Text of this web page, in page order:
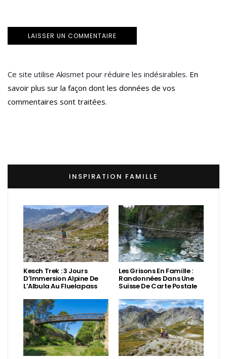
Ce site utilise Akismet pour réduire les indésirables. En
savoir plus sur la façon dont les données de vos
commentaires sont traitées.
INSPIRATION FAMILLE
Kesch Trek : 3 Jours
D’Immersion Alpine De
L’Albula Au Fluelapass
Les Grisons En Famille :
Randonnées Dans Une
Suisse De Carte Postale